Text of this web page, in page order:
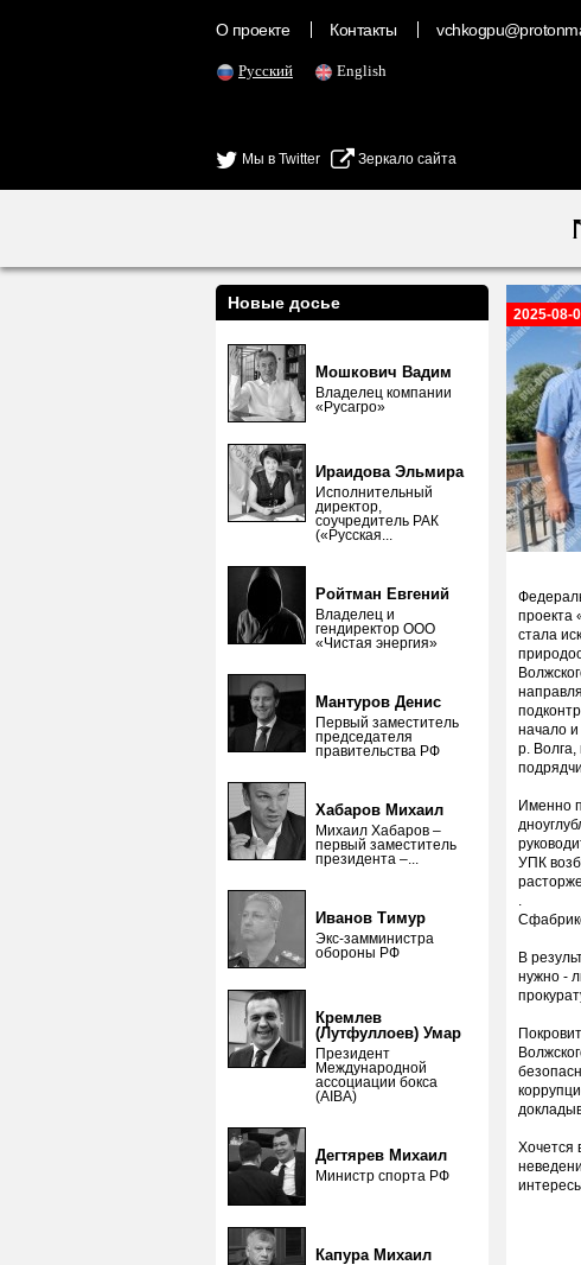
О проекте Контакты
Русский English
Мы в Twitter Зеркало сайта
Новые досье
Мошкович Вадим
Владелец компании
«Русагро»
Ираидова Эльмира
Исполнительный
директор,
соучредитель РАК
(«Русская...
Ройтман Евгений
Владелец и
гендиректор ООО
«Чистая энергия»
Мантуров Денис
Первый заместитель
председателя
правительства РФ
Хабаров Михаил
Михаил Хабаров –
первый заместитель
президента –...
Иванов Тимур
Экс-замминистра
обороны РФ
Кремлев
(Лутфуллоев) Умар
Президент
Международной
ассоциации бокса
(AIBA)
Дегтярев Михаил
Министр спорта РФ
Капура Михаил
2025-08-
проекта
стала
начало и
р.
Именно
УПК
.
В
нужно -
Хочется